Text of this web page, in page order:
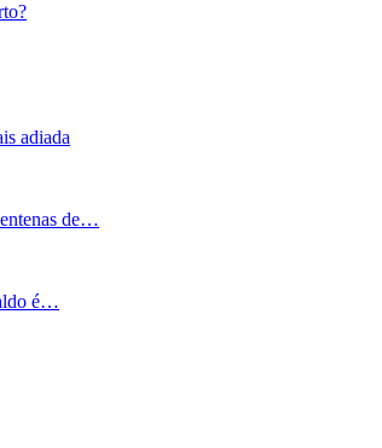
adiada
de…
é…